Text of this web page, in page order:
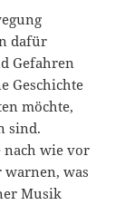
dafür
Gefahren
Geschichte
möchte,
sind.
nach wie vor
was
Musik